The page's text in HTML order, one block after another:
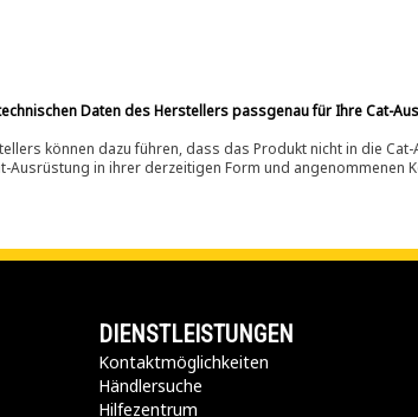
Daten des Herstellers passgenau für Ihre Cat-
können dazu führen, dass das Produkt nicht in die
Ausrüstung in ihrer derzeitigen Form und
DIENSTLEISTUNGEN
Kontaktmöglichkeiten​
Händlersuche
Hilfezentrum